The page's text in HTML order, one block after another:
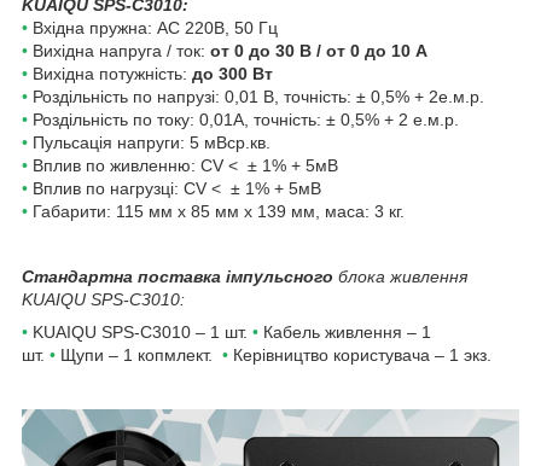
KUAIQU SPS-C3010:
• Вхідна пружна: AC 220B, 50 Гц
• Вихідна напруга / ток: от 0 до 30 В / от 0 до 10 A
• Вихідна потужність: до 300 Вт
• Роздільність по напрузі: 0,01 В, точність: ± 0,5% + 2е.м.р.
• Роздільність по току: 0,01А, точність: ± 0,5% + 2 е.м.р.
• Пульсація напруги: 5 мВср.кв.
• Вплив по живленню: CV < ± 1% + 5мВ
• Вплив по нагрузці: CV < ± 1% + 5мВ
• Габарити: 115 мм х 85 мм х 139 мм, маса: 3 кг.
Стандартна поставка імпульсного блока живлення
KUAIQU SPS-C3010:
• KUAIQU SPS-C3010 – 1 шт. • Кабель живлення – 1
шт. • Щупи – 1 копмлект. • Керівництво користувача – 1 экз.